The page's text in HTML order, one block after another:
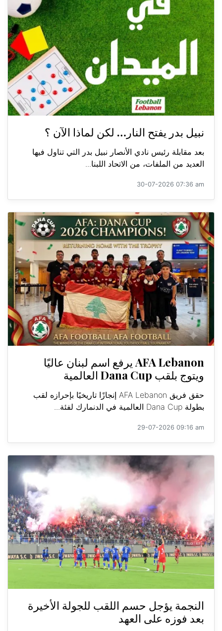
نبيل بدر يفتح النار… لكن لماذا الآن ؟
بعد مقابلة رئيس نادي الأنصار نبيل بدر التي تناول فيها
العديد من الملفات، من الاتحاد اللبنا...
30-07-2026 07:36 am
AFA Lebanon يرفع اسم لبنان عاليًا
ويتوج بلقب Dana Cup العالمية
حقق فريق AFA Lebanon إنجازًا تاريخيًا بإحرازه لقب
بطولة Dana Cup العالمية في الدنمارك لفئة...
29-07-2026 09:16 am
النجمة يؤجل حسم اللقب للجولة الأخيرة
بعد فوزه على العهد